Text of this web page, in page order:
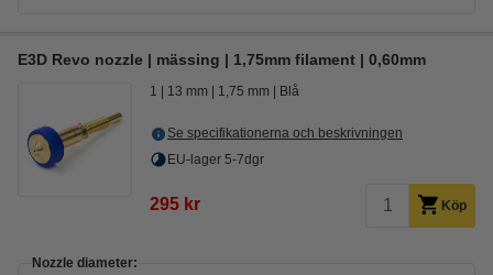
E3D Revo nozzle | mässing | 1,75mm filament | 0,60mm
1 13 mm 1,75 mm Blå
Se specifikationerna och beskrivningen
EU-lager 5-7dgr
295 kr Köp
Nozzle diameter: